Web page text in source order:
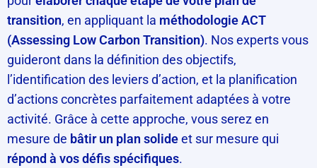
transition, en appliquant la méthodologie ACT
(Assessing Low Carbon Transition). Nos experts vous
guideront dans la définition des objectifs,
l’identification des leviers d’action, et la planification
d’actions concrètes parfaitement adaptées à votre
activité. Grâce à cette approche, vous serez en
mesure de bâtir un plan solideet sur mesure qui
répond à vos défis spécifiques.